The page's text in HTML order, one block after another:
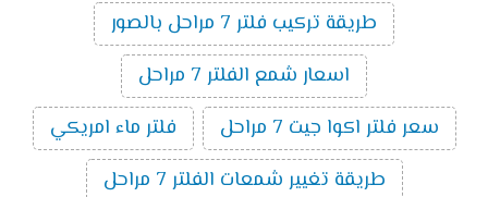
طريقة تركيب فلتر 7 مراحل بالصور
اسعار شمع الفلتر 7 مراحل
سعر فلتر اكوا جيت 7 مراحل
فلتر ماء امريكي
طريقة تغيير شمعات الفلتر 7 مراحل